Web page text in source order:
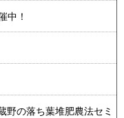
中！
野の落ち葉堆肥農法セミ